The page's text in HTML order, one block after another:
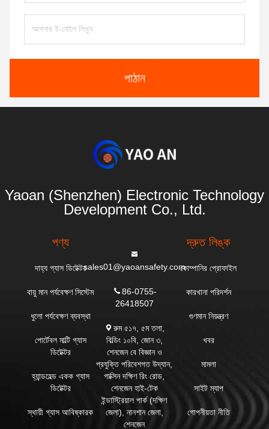
পাঠান
Yaoan (Shenzhen) Electronic Technology
Development Co., Ltd.
পণ্য
দাহ্য গ্যাস ডিটেক্টর
বায়ু মান পর্যবেক্ষণ সিস্টেম
ধুলো পর্যবেক্ষণ ব্যবস্থা
পোর্টেবল মাল্টি গ্যাস
ডিটেক্টর
হ্যান্ডহেল্ড একক গ্যাস
ডিটেক্টর
স্থায়ী গ্যাস আবিষ্কারক
sales01@yaoansafety.com
86-0755-
26418507
রুম ৫১৭, ৫ম তলা,
বিল্ডিং ১০বি, জোন ৩,
শেনজেন বে বিজ্ঞান ও
প্রযুক্তি পরিবেশগত উদ্যান,
গাক্সিন দক্ষিণ রিং রোড,
শেনজেন হাই-টেক
ইন্ডাস্ট্রিয়াল পার্ক (দক্ষিণ
জেলা), নানশান জেলা,
শেনজেন
দ্রুত লিঙ্ক
কোম্পানির প্রোফাইল
কারখানা পরিদর্শন
গুণমান নিয়ন্ত্রণ
খবর
মামলা
সাইট ম্যাপ
গোপনীয়তা নীতি